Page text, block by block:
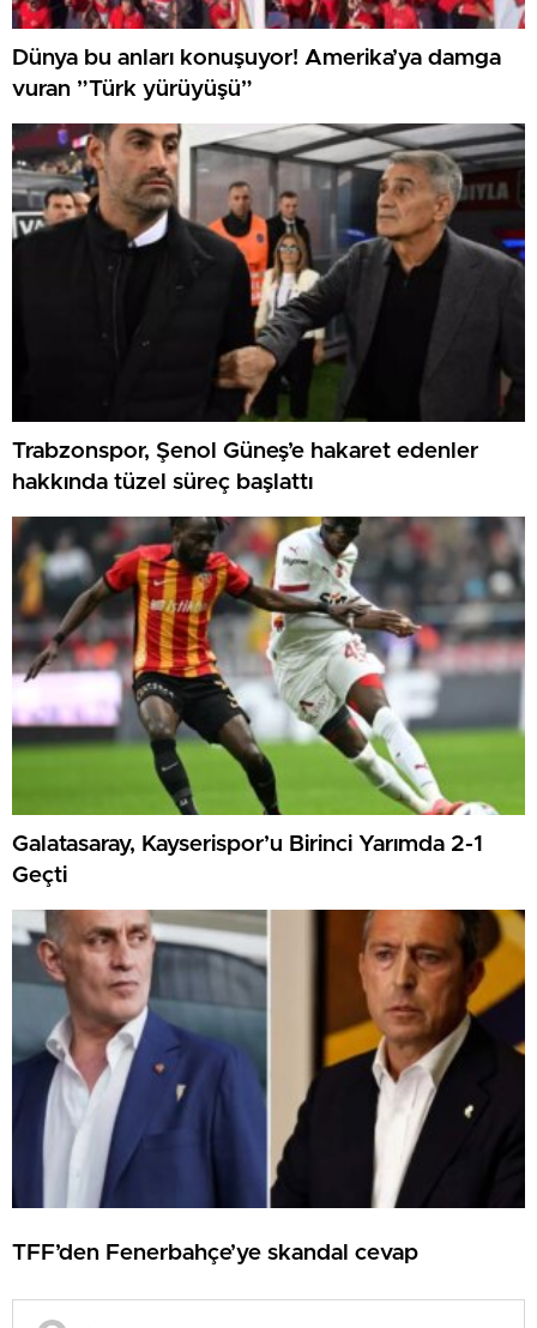
Dünya bu anları konuşuyor! Amerika’ya damga
vuran ”Türk yürüyüşü”
Trabzonspor, Şenol Güneş’e hakaret edenler
hakkında tüzel süreç başlattı
Galatasaray, Kayserispor’u Birinci Yarımda 2-1
Geçti
TFF’den Fenerbahçe’ye skandal cevap